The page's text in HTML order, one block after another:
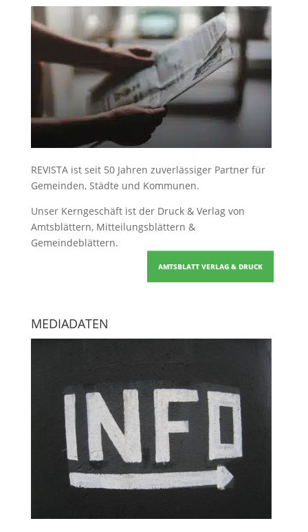
REVISTA ist seit 50 Jahren zuverlässiger Partner für
Gemeinden, Städte und Kommunen.
Unser Kerngeschäft ist der Druck & Verlag von
Amtsblättern, Mitteilungsblättern &
Gemeindeblättern.
AMTSBLATT VERLAG & DRUCK
MEDIADATEN